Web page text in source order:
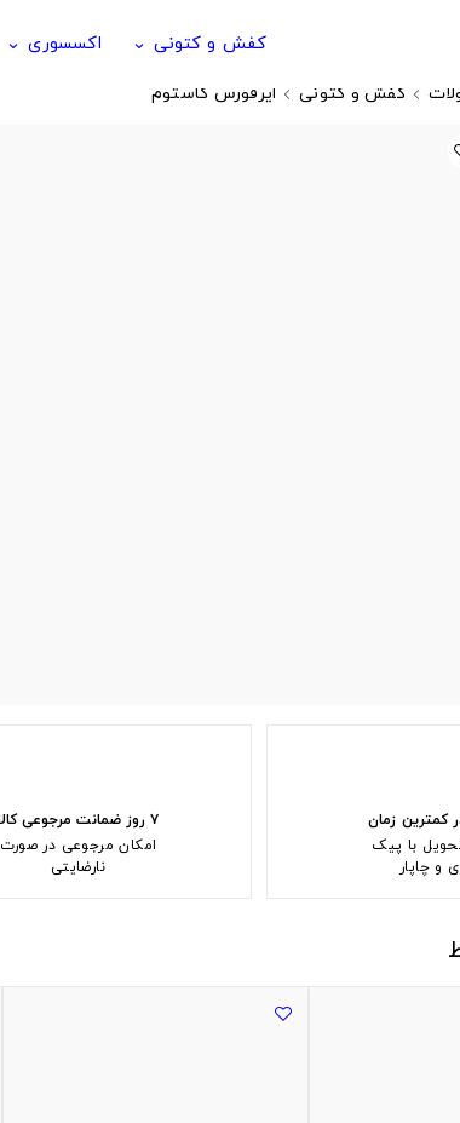
کفش و کتونی keyboard_arrow_down اکسسوری keyboard_arrow_down
کفش و کتونی
ایرفورس کاستوم
کمترین زمان
با پیک
و چاپار
۷ روز ضمانت مرجوعی کالا
امکان مرجوعی در صورت
نارضایتی